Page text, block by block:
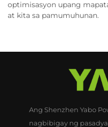
optimisasyon upang
at kita sa pamumuhunan.
Ang Shenzhen Yabo
nagbibigay ng